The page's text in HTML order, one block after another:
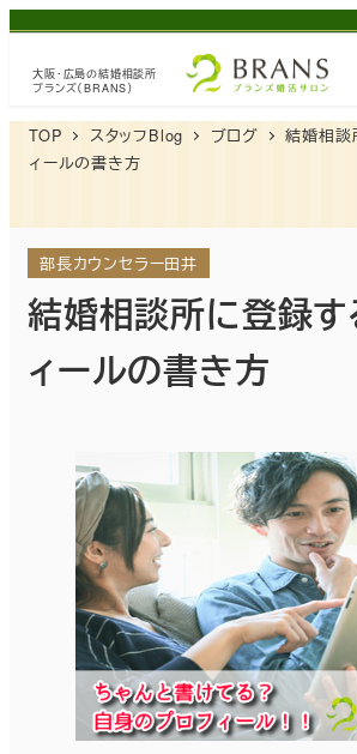
メ
コ
ン
大阪・広島の結婚相談所
ブランズ（BRANS）
TOP スタッフBlog ブログ
結婚相談
ィールの書き方
部長カウンセラー田井
結婚相談所に登録す
ィールの書き方